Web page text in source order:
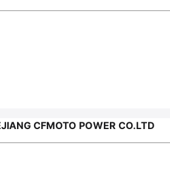
CFMOTO POWER CO.LTD